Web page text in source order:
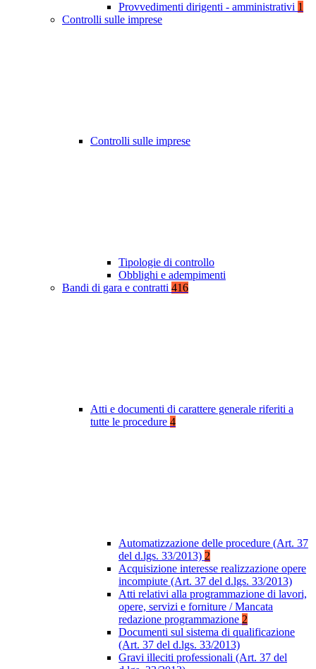
Provvedimenti dirigenti - amministrativi 1
Controlli sulle imprese
Controlli sulle imprese
Tipologie di controllo
Obblighi e adempimenti
Bandi di gara e contratti 416
Atti e documenti di carattere generale riferiti a
tutte le procedure 4
Automatizzazione delle procedure (Art. 37
del d.lgs. 33/2013) 2
Acquisizione interesse realizzazione opere
incompiute (Art. 37 del d.lgs. 33/2013)
Atti relativi alla programmazione di lavori,
opere, servizi e forniture / Mancata
redazione programmazione 2
Documenti sul sistema di qualificazione
(Art. 37 del d.lgs. 33/2013)
Gravi illeciti professionali (Art. 37 del